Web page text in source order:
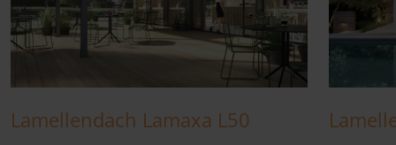
Lamellendach Lamaxa L50